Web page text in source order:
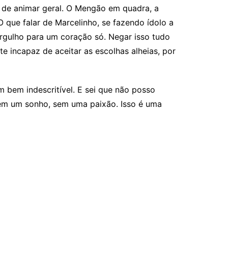
animar geral. O Mengão em quadra, a
falar de Marcelinho, se fazendo ídolo a
para um coração só. Negar isso tudo
incapaz de aceitar as escolhas alheias, por
bem indescritível. E sei que não posso
um sonho, sem uma paixão. Isso é uma